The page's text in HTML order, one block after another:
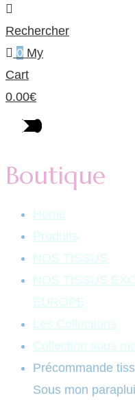
Rechercher
0 My
Cart
0.00€
Boutique
Home
Produits
NOS TISSUS
NOS TISSUS
EUROPE
Les Collections
Collection sous
Précommande
Sous mon